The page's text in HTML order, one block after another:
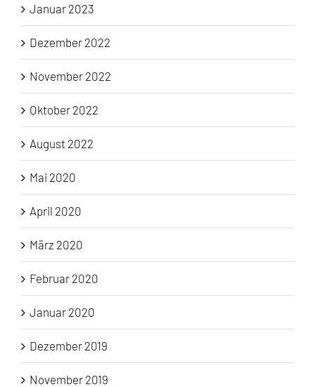
Januar 2023
Dezember 2022
November 2022
Oktober 2022
August 2022
Mai 2020
April 2020
März 2020
Februar 2020
Januar 2020
Dezember 2019
November 2019